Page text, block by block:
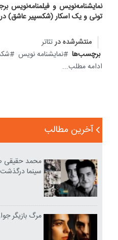
تونی و یک اسکار (شکسپیر عاشق) در سن 88 سالگی
منتشرشده درتئاتر
برچسب‌ها
نمایشنامه نویس
ادامه مطلب...
آخرین مطالب
محمد حقیقی
سینما درگذشت
مرگ بازیگر